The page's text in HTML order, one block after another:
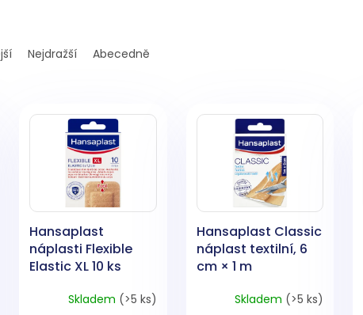
Nejdražší Abecedně
Hansaplast
náplasti Flexible
Elastic XL 10 ks
Skladem (>5 ks)
Hansaplast Classic
náplast textilní, 6
cm × 1 m
Skladem (>5 ks)